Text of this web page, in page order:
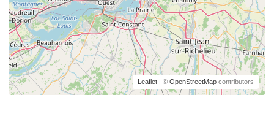
Leaflet | © OpenStreetMap contributors